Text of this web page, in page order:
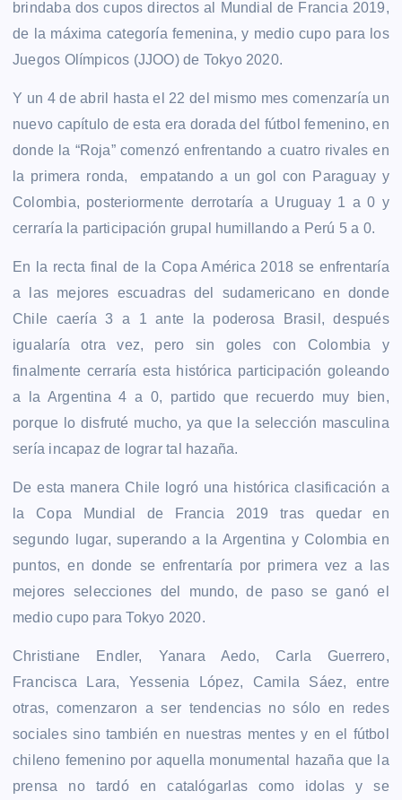
brindaba dos cupos directos al Mundial de Francia 2019,
de la máxima categoría femenina, y medio cupo para los
Juegos Olímpicos (JJOO) de Tokyo 2020.
Y un 4 de abril hasta el 22 del mismo mes comenzaría un
nuevo capítulo de esta era dorada del fútbol femenino, en
donde la “Roja” comenzó enfrentando a cuatro rivales en
la primera ronda, empatando a un gol con Paraguay y
Colombia, posteriormente derrotaría a Uruguay 1 a 0 y
cerraría la participación grupal humillando a Perú 5 a 0.
En la recta final de la Copa América 2018 se enfrentaría
a las mejores escuadras del sudamericano en donde
Chile caería 3 a 1 ante la poderosa Brasil, después
igualaría otra vez, pero sin goles con Colombia y
finalmente cerraría esta histórica participación goleando
a la Argentina 4 a 0, partido que recuerdo muy bien,
porque lo disfruté mucho, ya que la selección masculina
sería incapaz de lograr tal hazaña.
De esta manera Chile logró una histórica clasificación a
la Copa Mundial de Francia 2019 tras quedar en
segundo lugar, superando a la Argentina y Colombia en
puntos, en donde se enfrentaría por primera vez a las
mejores selecciones del mundo, de paso se ganó el
medio cupo para Tokyo 2020.
Christiane Endler, Yanara Aedo, Carla Guerrero,
Francisca Lara, Yessenia López, Camila Sáez, entre
otras, comenzaron a ser tendencias no sólo en redes
sociales sino también en nuestras mentes y en el fútbol
chileno femenino por aquella monumental hazaña que la
prensa no tardó en catalógarlas como idolas y se